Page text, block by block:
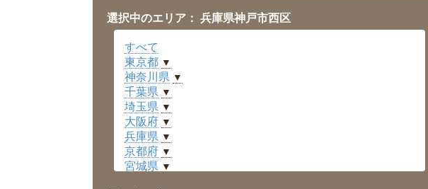
選択中のエリア： 兵庫県神戸市西区
すべて
東京都 ▼
神奈川県 ▼
千葉県 ▼
埼玉県 ▼
大阪府 ▼
兵庫県 ▼
京都府 ▼
宮城県 ▼